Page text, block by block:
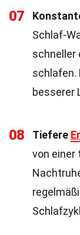
07
Schlaf-
schneller
schlafen.
besserer
08 Tiefere
von einer